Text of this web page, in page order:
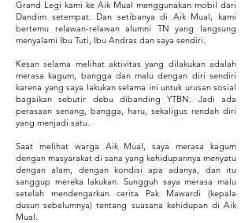
Grand Legi kami ke Aik Mual menggunakan mobil dari
Dandim setempat. Dan setibanya di Aik Mual, kami
bertemu relawan-relawan alumni TN yang langsung
menyalami Ibu Tuti, Ibu Andras dan saya sendiri.
Kesan selama melihat aktivitas yang dilakukan adalah
merasa kagum, bangga dan malu dengan diri sendiri
karena yang saya lakukan selama ini untuk urusan sosial
bagaikan sebutir debu dibanding YTBN. Jadi ada
perasaan senang, bangga, haru, sekaligus rendah diri
yang menjadi satu.
Saat melihat warga Aik Mual, saya merasa kagum
dengan masyarakat di sana yang kehidupannya menyatu
dengan alam, dengan kondisi apa adanya, dan itu
sanggup mereka lakukan. Sungguh saya merasa malu
setelah mendengarkan cerita Pak Mawardi (kepala
dusun sebelumnya) tentang suasana kehidupan di Aik
Mual.